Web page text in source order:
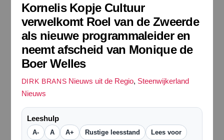
Kornelis Kopje Cultuur
verwelkomt Roel van de Zweerde
als nieuwe programmaleider en
neemt afscheid van Monique de
Boer Welles
DIRK BRANS Nieuws uit de Regio, Steenwijkerland
Nieuws
Leeshulp
A- A A+ Rustige leesstand Lees voor